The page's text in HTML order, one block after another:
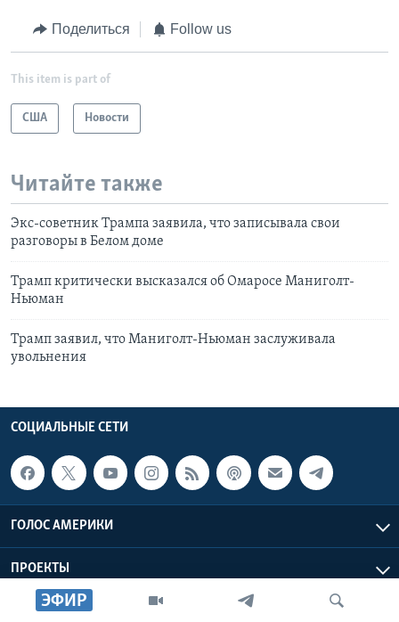
ЭФИР
Поделиться Follow us
This item is part of
США Новости
Читайте также
Экс-советник Трампа заявила, что записывала свои
разговоры в Белом доме
Трамп критически высказался об Омаросе Маниголт-
Ньюман
Трамп заявил, что Маниголт-Ньюман заслуживала
увольнения
СОЦИАЛЬНЫЕ СЕТИ
ГОЛОС АМЕРИКИ
ПРОЕКТЫ